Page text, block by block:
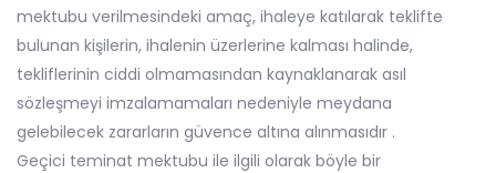
mektubu verilmesindeki amaç, ihaleye katılarak teklifte
bulunan kişilerin, ihalenin üzerlerine kalması halinde,
tekliflerinin ciddi olmamasından kaynaklanarak asıl
sözleşmeyi imzalamamaları nedeniyle meydana
gelebilecek zararların güvence altına alınmasıdır .
Geçici teminat mektubu ile ilgili olarak böyle bir